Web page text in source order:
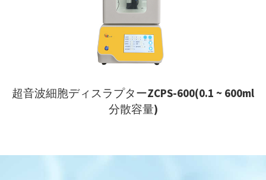
超音波細胞ディスラプターZCPS-600(0.1 ~ 600ml
分散容量)